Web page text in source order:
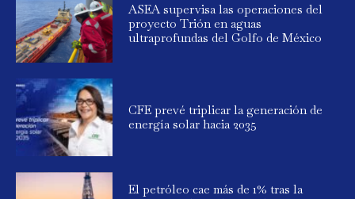
ASEA supervisa las operaciones del
proyecto Trión en aguas
ultraprofundas del Golfo de México
CFE prevé triplicar la generación de
energía solar hacia 2035
El petróleo cae más de 1% tras la